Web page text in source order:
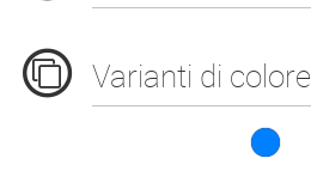
Varianti di colore